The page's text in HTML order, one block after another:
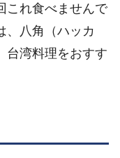
これ食べませんで
、八角（ハッカ
台湾料理をおすす